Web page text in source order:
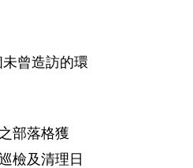
曾造訪的環
部落格獲
檢及清理日